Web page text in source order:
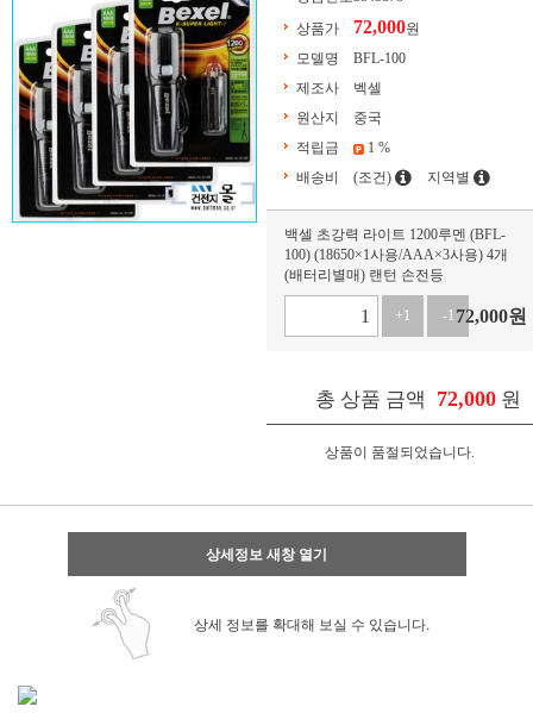
상품가
72,000원
모델명
BFL-100
제조사
벡셀
원산지
중국
적립금
1 %
배송비
(조건) 지역별
백셀 초강력 라이트 1200루멘 (BFL-
100) (18650×1사용/AAA×3사용) 4개
(배터리별매) 랜턴 손전등
+1 -1 72,000원
총 상품 금액 72,000 원
상품이 품절되었습니다.
상세정보 새창 열기
상세 정보를 확대해 보실 수 있습니다.